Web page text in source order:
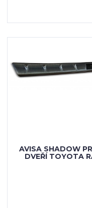
AVISA SHADOW
DVEŘÍ TOYOTA